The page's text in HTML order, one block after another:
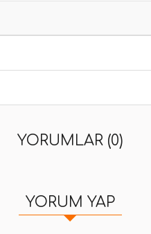
YORUMLAR (0)
YORUM YAP